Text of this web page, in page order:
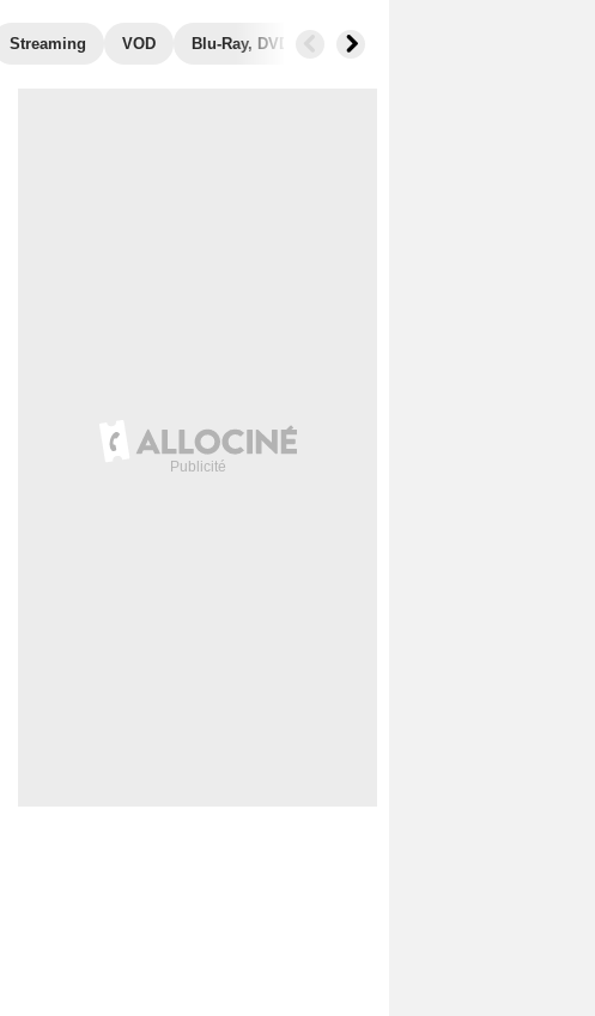
Streaming VOD Blu-Ray, DVD Photos